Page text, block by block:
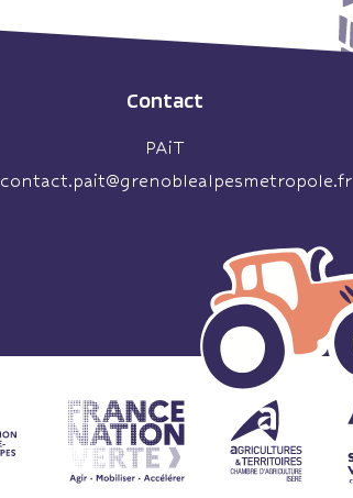
Contact
PAiT
contact.pait@grenoblealpesmetropole.fr